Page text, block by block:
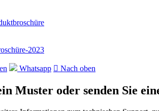
2023
Whatsapp  Nach oben
Muster oder senden Sie